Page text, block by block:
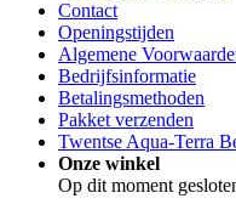
Contact
Openingstijden
Algemene
Bedrijfsinformatie
Betalingsmethoden
Pakket verzenden
Twentse Aqua-Terra
Onze winkel
Op dit moment